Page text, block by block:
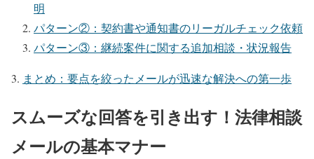
明
パターン②：契約書や通知書のリーガルチェック依頼
パターン③：継続案件に関する追加相談・状況報告
まとめ：要点を絞ったメールが迅速な解決への第一歩
スムーズな回答を引き出す！法律相談
メールの基本マナー